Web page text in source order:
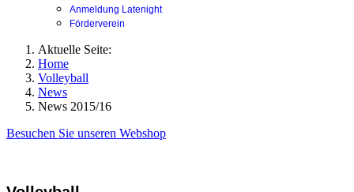
Anmeldung Latenight
Förderverein
Aktuelle Seite:
Home
Volleyball
News
News 2015/16
Besuchen Sie unseren Webshop